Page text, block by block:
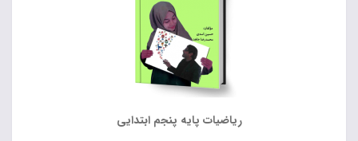
ریاضیات پایه پنجم ابتدایی